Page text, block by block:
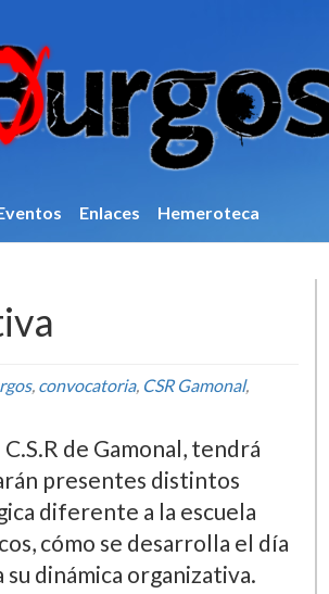
Enlaces Hemeroteca
, convocatoria, CSR Gamonal,
C.S.R de Gamonal, tendrá
presentes distintos
diferente a la escuela
cómo se desarrolla el dí­a
su dinámica organizativa.